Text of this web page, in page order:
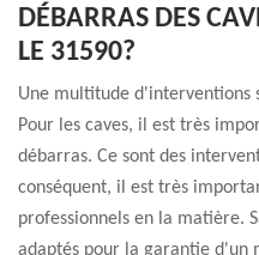
DÉBARRAS DES
LE 31590?
Une multitude d'interventions
Pour les caves, il est très
débarras. Ce sont des
conséquent, il est très
professionnels en la matière.
adaptés pour la garantie d'un